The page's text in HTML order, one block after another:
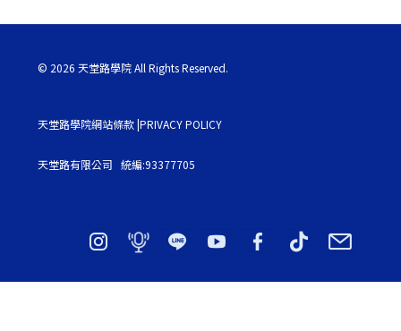
© 2026 天堂路學院 All Rights Reserved.
天堂路學院網站條款 |PRIVACY POLICY
天堂路有限公司 統編:93377705